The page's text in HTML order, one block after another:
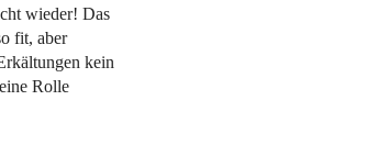
wieder! Das
fit, aber
kein
Rolle